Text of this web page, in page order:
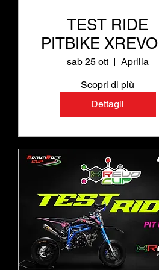
TEST RIDE
PITBIKE
Circuito
Internazionale di
Aprilia
sab 25 ott
Aprilia
Scopri di più
Dettagli